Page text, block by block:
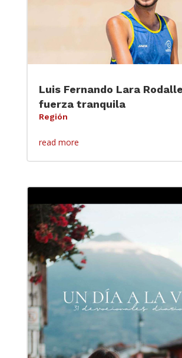
Luis Fernando Lara
fuerza tranquila
Región
read more